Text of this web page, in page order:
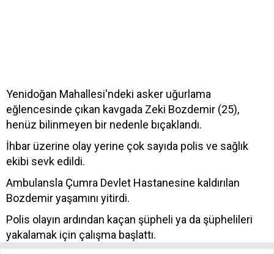
Yenidoğan Mahallesi'ndeki asker uğurlama
eğlencesinde çıkan kavgada Zeki Bozdemir (25),
henüz bilinmeyen bir nedenle bıçaklandı.
İhbar üzerine olay yerine çok sayıda polis ve sağlık
ekibi sevk edildi.
Ambulansla Çumra Devlet Hastanesine kaldırılan
Bozdemir yaşamını yitirdi.
Polis olayın ardından kaçan şüpheli ya da şüphelileri
yakalamak için çalışma başlattı.